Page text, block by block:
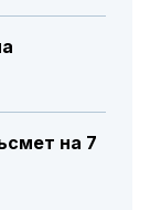
на 7